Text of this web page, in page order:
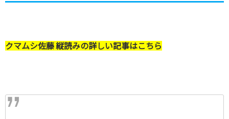
クマムシ佐藤 縦読みの詳しい記事はこちら